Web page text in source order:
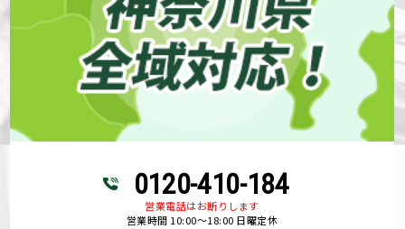
0120-410-184
営業電話はお断りします
営業時間 10:00～18:00 日曜定休